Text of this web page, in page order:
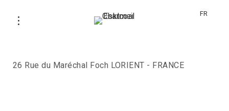
FR
26 Rue du Maréchal Foch LORIENT - FRANCE